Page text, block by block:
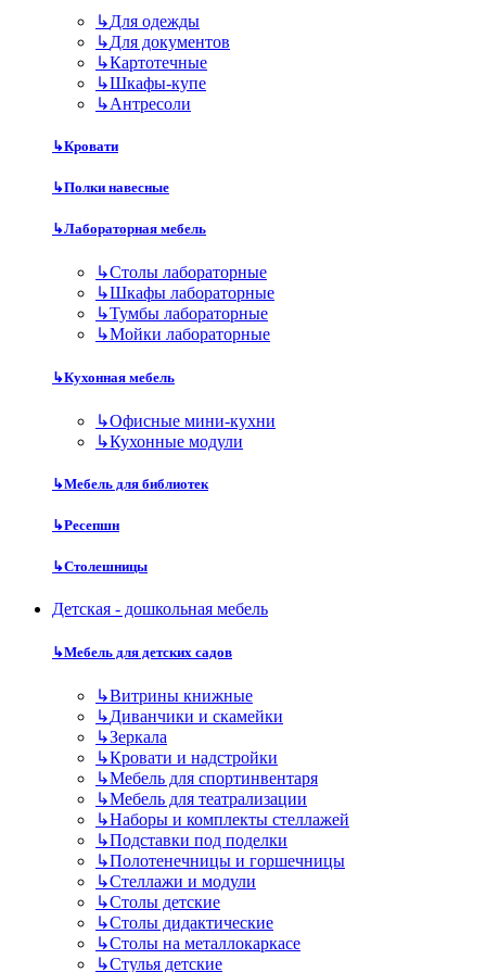
↳Для одежды
↳Для документов
↳Картотечные
↳Шкафы-купе
↳Антресоли
↳Кровати
↳Полки навесные
↳Лабораторная мебель
↳Столы лабораторные
↳Шкафы лабораторные
↳Тумбы лабораторные
↳Мойки лабораторные
↳Кухонная мебель
↳Офисные мини-кухни
↳Кухонные модули
↳Мебель для библиотек
↳Ресепшн
↳Столешницы
Детская - дошкольная мебель
↳Мебель для детских садов
↳Витрины книжные
↳Диванчики и скамейки
↳Зеркала
↳Кровати и надстройки
↳Мебель для спортинвентаря
↳Мебель для театрализации
↳Наборы и комплекты стеллажей
↳Подставки под поделки
↳Полотенечницы и горшечницы
↳Стеллажи и модули
↳Столы детские
↳Столы дидактические
↳Столы на металлокаркасе
↳Стулья детские